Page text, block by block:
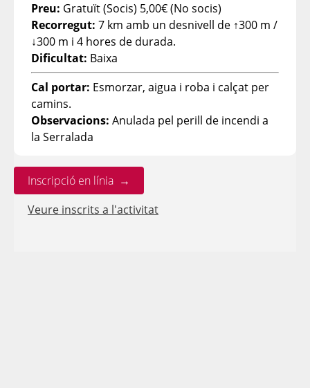
Preu: Gratuït (Socis) 5,00€ (No socis)
Recorregut: 7 km amb un desnivell de ↑300 m /
↓300 m i 4 hores de durada.
Dificultat: Baixa
Cal portar: Esmorzar, aigua i roba i calçat per
camins.
Observacions: Anulada pel perill de incendi a
la Serralada
Inscripció en línia →
Veure inscrits a l'activitat